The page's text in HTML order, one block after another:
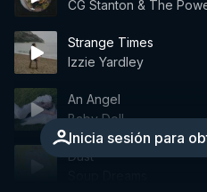
CG Stanton & The
Strange Times
Izzie Yardley
Inicia sesión para
An Angel
Baby Doll
Dust